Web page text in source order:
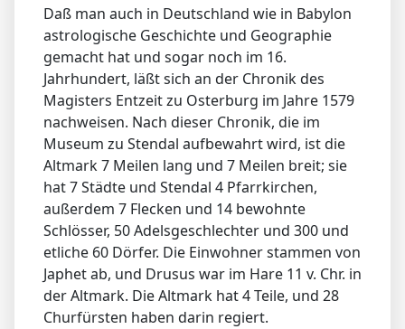
Daß man auch in Deutschland wie in Babylon
astrologische Geschichte und Geographie
gemacht hat und sogar noch im 16.
Jahrhundert, läßt sich an der Chronik des
Magisters Entzeit zu Osterburg im Jahre 1579
nachweisen. Nach dieser Chronik, die im
Museum zu Stendal aufbewahrt wird, ist die
Altmark 7 Meilen lang und 7 Meilen breit; sie
hat 7 Städte und Stendal 4 Pfarrkirchen,
außerdem 7 Flecken und 14 bewohnte
Schlösser, 50 Adelsgeschlechter und 300 und
etliche 60 Dörfer. Die Einwohner stammen von
Japhet ab, und Drusus war im Hare 11 v. Chr. in
der Altmark. Die Altmark hat 4 Teile, und 28
Churfürsten haben darin regiert.